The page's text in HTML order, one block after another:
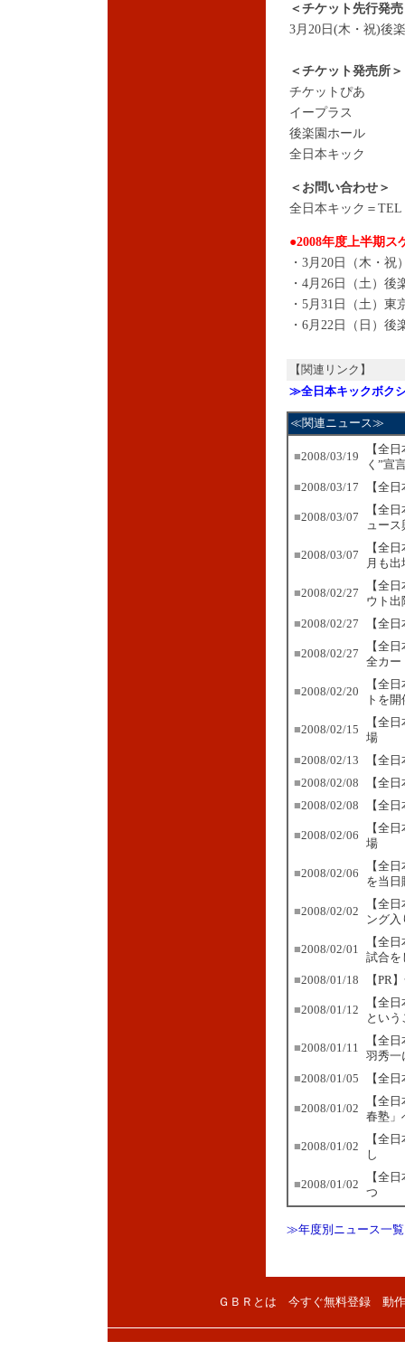
＜チケット先行発
3月20日(木・祝)後
＜チケット発売所＞
チケットぴあ
イープラス
後楽園ホール
全日本キック
＜お問い合わせ＞
全日本キック＝TEL
●2008年度上半期ス
・3月20日（木・祝
・4月26日（土）後
・5月31日（土）東
・6月22日（日）後
【関連リンク】
≫全日本キックボク
≪関連ニュース≫
■2008/03/19
【全
く”宣
■2008/03/17 【全
■2008/03/07
【全
ュース
■2008/03/07
【全
月も出
■2008/02/27
【全
ウト出
■2008/02/27 【全
■2008/02/27
【全
全カー
■2008/02/20
【全
トを
■2008/02/15
【全
場
■2008/02/13
【全
■2008/02/08
【全
■2008/02/08 【全
■2008/02/06
【全
場
■2008/02/06
【全
を当日
■2008/02/02
【全
ング入
■2008/02/01
【全
試合を
■2008/01/18 【PR
■2008/01/12
【全
とい
■2008/01/11
【全
羽秀一
■2008/01/05 【全
■2008/01/02
【全
春塾」
■2008/01/02
【全
し
■2008/01/02
【全
つ
≫年度別ニュース一覧
ＧＢＲとは 今すぐ無料登録 動